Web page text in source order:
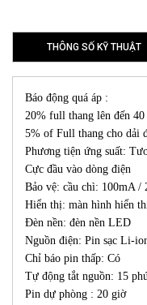
THÔNG SỐ KỸ THUẬT
Báo động quá áp :
20% full thang lên đến 40
5% of Full thang cho dải
Phương tiện ứng suất:
Cực đầu vào dòng điện
Bảo vệ: cầu chì: 100mA /
Hiển thị: màn hình hiển
Đèn nền: đèn nền LED
Nguồn điện: Pin sạc Li-
Chỉ báo pin thấp: Có
Tự động tắt nguồn: 15
Pin dự phòng : 20 giờ